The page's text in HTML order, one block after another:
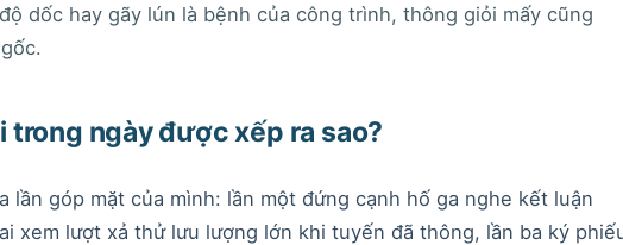
dốc hay gãy lún là bệnh của công trình, thông giỏi mấy cũng
trong ngày được xếp ra sao?
lần góp mặt của mình: lần một đứng cạnh hố ga nghe kết luận
xem lượt xả thử lưu lượng lớn khi tuyến đã thông, lần ba ký